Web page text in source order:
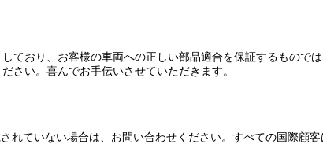
ており、お客様の車両への正しい部品適合を保証するもの
さい。喜んでお手伝いさせていただきます。
れていない場合は、お問い合わせください。すべての国際顧